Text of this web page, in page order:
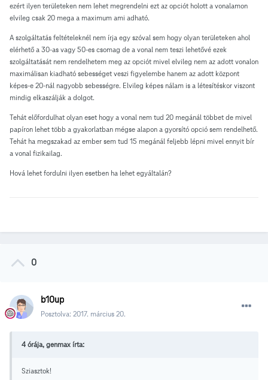
ezért ilyen területeken nem lehet megrendelni ezt az opciót holott a vonalamon
elvileg csak 20 mega a maximum ami adható.
A szolgáltatás feltételeknél nem írja egy szóval sem hogy olyan területeken ahol
elérhető a 30-as vagy 50-es csomag de a vonal nem teszi lehetővé ezek
szolgáltatását nem rendelhetem meg az opciót mivel elvileg nem az adott vonalon
maximálisan kiadható sebességet veszi figyelembe hanem az adott központ
képes-e 20-nál nagyobb sebességre. Elvileg képes nálam is a létesítéskor viszont
mindig elkaszálják a dolgot.
Tehát előfordulhat olyan eset hogy a vonal nem tud 20 megánál többet de mivel
papíron lehet több a gyakorlatban mégse alapon a gyorsító opció sem rendelhető.
Tehát ha megszakad az ember sem tud 15 megánál feljebb lépni mivel ennyit bír
a vonal fizikailag.
Hová lehet fordulni ilyen esetben ha lehet egyáltalán?
0
b10up
Posztolva: 2017. március 20.
4 órája, genmax írta:
Sziasztok!